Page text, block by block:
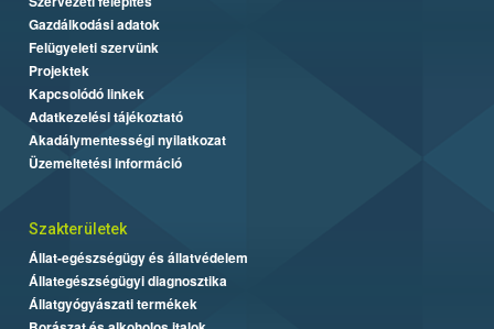
Gazdálkodási adatok
Felügyeleti szervünk
Projektek
Kapcsolódó linkek
Adatkezelési tájékoztató
Akadálymentességi nyilatkozat
Üzemeltetési információ
Szakterületek
Állat-egészségügy és állatvédelem
Állategészségügyi diagnosztika
Állatgyógyászati termékek